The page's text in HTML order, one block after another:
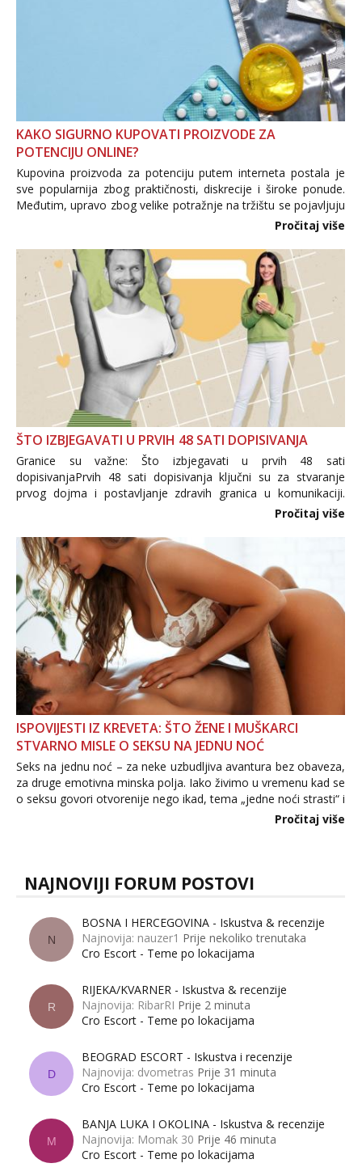
KAKO SIGURNO KUPOVATI PROIZVODE ZA
POTENCIJU ONLINE?
Kupovina proizvoda za potenciju putem interneta postala je
sve popularnija zbog praktičnosti, diskrecije i široke ponude.
Međutim, upravo zbog velike potražnje na tržištu se pojavljuju
i brojni krivotvoreni proizvodi, nepouzdane internetske
Pročitaj više
ŠTO IZBJEGAVATI U PRVIH 48 SATI DOPISIVANJA
Granice su važne: Što izbjegavati u prvih 48 sati
dopisivanjaPrvih 48 sati dopisivanja ključni su za stvaranje
prvog dojma i postavljanje zdravih granica u komunikaciji.
Važno je izbjeći prebrzo otkrivanje osobnih ili intimnih
informacija, jer nepoznata osoba još nije zaslužila to
povjerenje. Takođe...
Pročitaj više
ISPOVIJESTI IZ KREVETA: ŠTO ŽENE I MUŠKARCI
STVARNO MISLE O SEKSU NA JEDNU NOĆ
Seks na jednu noć – za neke uzbudljiva avantura bez obaveza,
za druge emotivna minska polja. Iako živimo u vremenu kad se
o seksu govori otvorenije nego ikad, tema „jedne noći strasti“ i
dalje izaziva burne rasprave. Što zapravo misle žene, a što
Pročitaj više
NAJNOVIJI FORUM POSTOVI
N
BOSNA I HERCEGOVINA - Iskustva & recenzije
Najnovija: nauzer1 Prije nekoliko trenutaka
Cro Escort - Teme po lokacijama
R
RIJEKA/KVARNER - Iskustva & recenzije
Najnovija: RibarRI Prije 2 minuta
Cro Escort - Teme po lokacijama
D
BEOGRAD ESCORT - Iskustva i recenzije
Najnovija: dvometras Prije 31 minuta
Cro Escort - Teme po lokacijama
M
BANJA LUKA I OKOLINA - Iskustva & recenzije
Najnovija: Momak 30 Prije 46 minuta
Cro Escort - Teme po lokacijama